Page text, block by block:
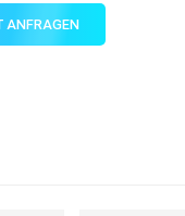
ANFRAGEN